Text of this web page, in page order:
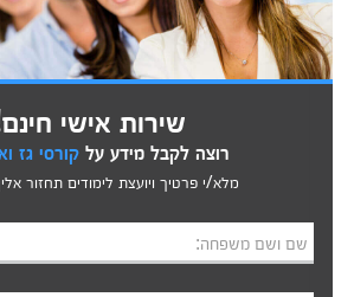
שירות אישי
רוצה לקבל מידע עלקורסי גז
מלא/י פרטיך ויועצת לימודים תחזור
שם ושם משפחה: